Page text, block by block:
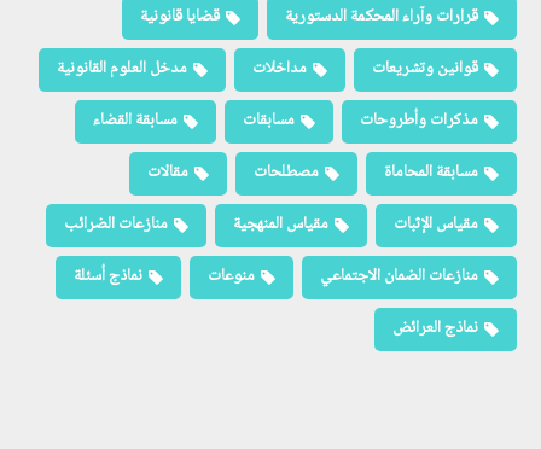
قرارات وآراء المحكمة الدستورية
قضايا قانونية
قوانين وتشريعات
مداخلات
مدخل العلوم القانونية
مذكرات وأطروحات
مسابقات
مسابقة القضاء
مسابقة المحاماة
مصطلحات
مقالات
مقياس الإثبات
مقياس المنهجية
منازعات الضرائب
منازعات الضمان الاجتماعي
منوعات
نماذج أسئلة
نماذج العرائض